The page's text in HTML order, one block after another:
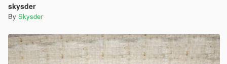
skysder
By Skysder